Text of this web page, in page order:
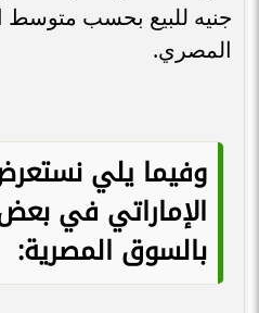
جنيه للبيع بحسب متوسط
المصري.
وفيما يلي
الإماراتي في
بالسوق المصرية: